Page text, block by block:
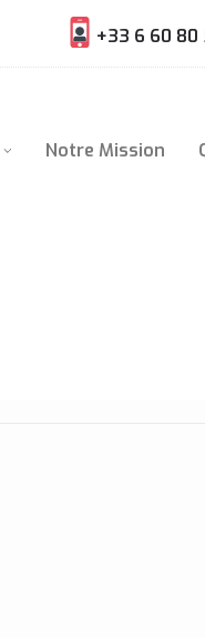
+33 6 60 80
Notre Mission